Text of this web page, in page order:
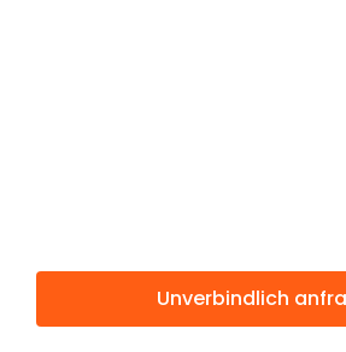
Unverbindlich